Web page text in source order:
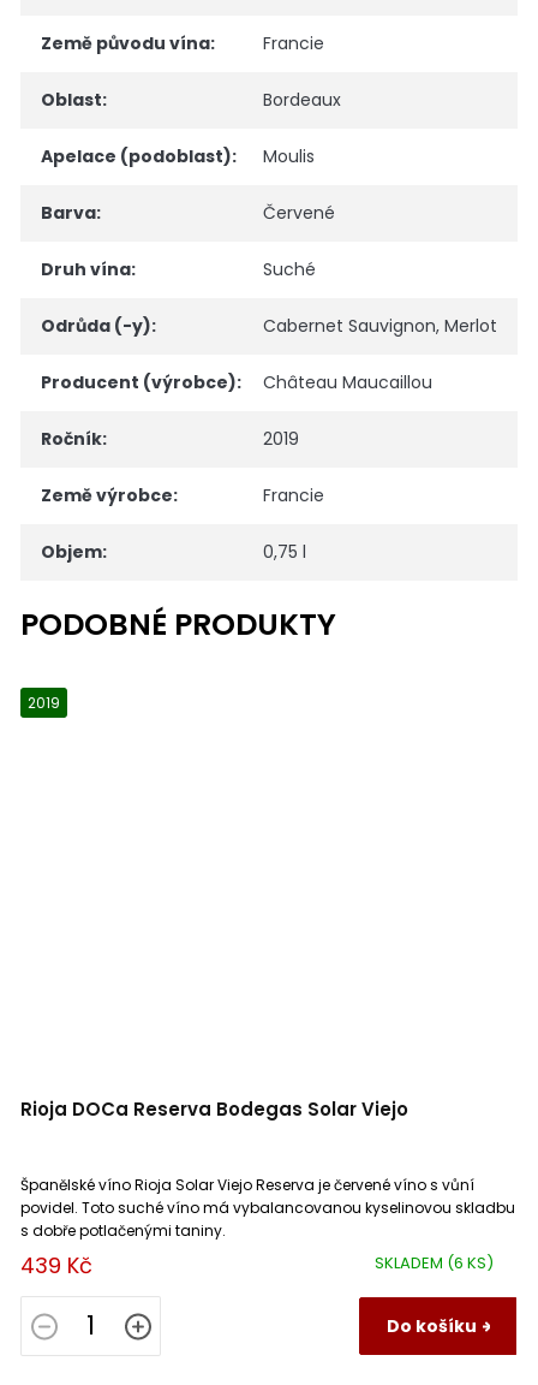
Země původu vína: Francie
Oblast: Bordeaux
Apelace (podoblast): Moulis
Barva: Červené
Druh vína: Suché
Odrůda (-y): Cabernet Sauvignon, Merlot
Producent (výrobce): Château Maucaillou
Ročník: 2019
Země výrobce: Francie
Objem: 0,75 l
2019
Rioja DOCa Reserva Bodegas Solar Viejo
SKLADEM (6 KS)
439 Kč
Do košíku
Španělské víno Rioja Solar Viejo Reserva je červené víno s vůní
povidel. Toto suché víno má vybalancovanou kyselinovou skladbu
s dobře potlačenými taniny.